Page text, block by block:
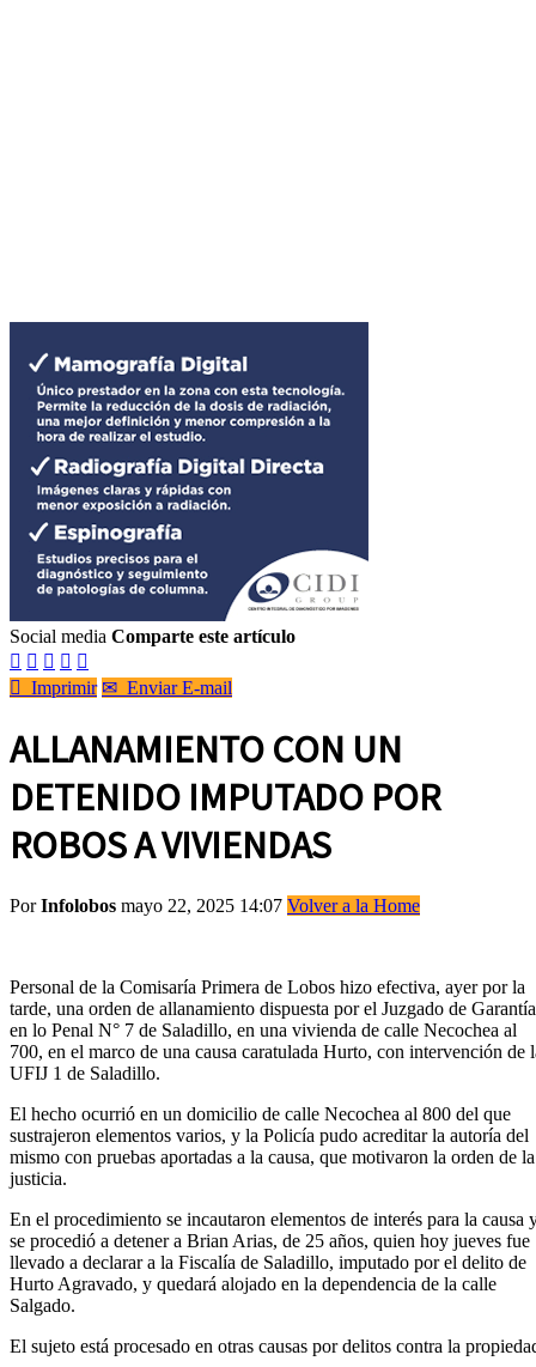
Social media Comparte este artículo
    
 Imprimir ✉ Enviar E-mail
ALLANAMIENTO CON UN
DETENIDO IMPUTADO POR
ROBOS A VIVIENDAS
PorInfolobos mayo 22, 2025 14:07 Volver a la Home
Personal de la Comisaría Primera de Lobos hizo efectiva, ayer por la
tarde, una orden de allanamiento dispuesta por el Juzgado de
en lo Penal N° 7 de Saladillo, en una vivienda de calle Necochea al
700, en el marco de una causa caratulada Hurto, con intervención de
UFIJ 1 de Saladillo.
El hecho ocurrió en un domicilio de calle Necochea al 800 del que
sustrajeron elementos varios, y la Policía pudo acreditar la autoría del
mismo con pruebas aportadas a la causa, que motivaron la orden de la
justicia.
En el procedimiento se incautaron elementos de interés para la causa
se procedió a detener a Brian Arias, de 25 años, quien hoy jueves fue
llevado a declarar a la Fiscalía de Saladillo, imputado por el delito de
Hurto Agravado, y quedará alojado en la dependencia de la calle
Salgado.
El sujeto está procesado en otras causas por delitos contra la